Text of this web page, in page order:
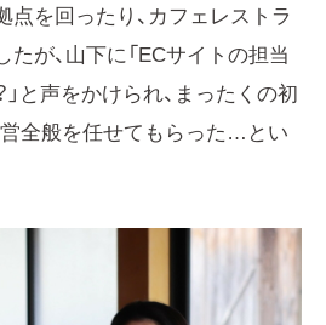
点を回ったり、カフェレストラ
が、山下に「ECサイトの担当
と声をかけられ、まったくの初
全般を任せてもらった…とい